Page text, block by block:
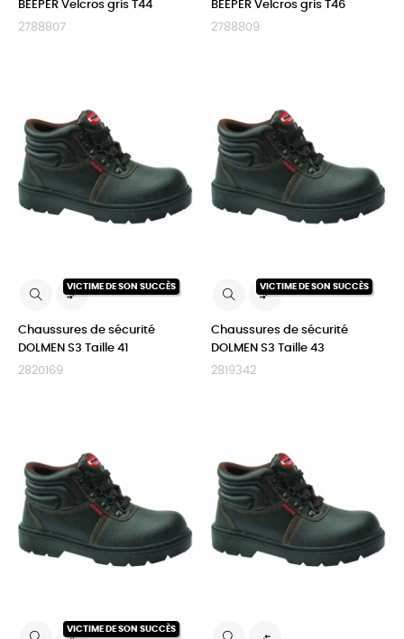
BEEPER Velcros gris T44
2788807
BEEPER Velcros gris T46
2788809
VICTIME DE SON SUCCÈS

Chaussures de sécurité
DOLMEN S3 Taille 41
2820169
VICTIME DE SON SUCCÈS

Chaussures de sécurité
DOLMEN S3 Taille 43
2819342
VICTIME DE SON SUCCÈS